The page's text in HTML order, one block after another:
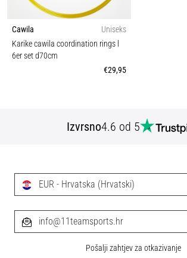
Cawila
Uniseks
Karike cawila coordination rings l
6er set d70cm
€29,95
Izvrsno4.6 od 5
EUR - Hrvatska (Hrvatski)
info@11teamsports.hr
Pošalji zahtjev za otkazivanje